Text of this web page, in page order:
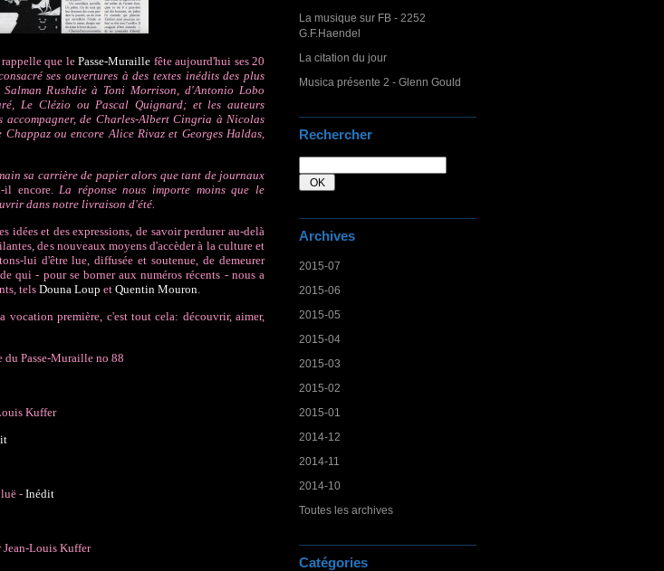
La musique sur FB - 2252
G.F.Haendel
La citation du jour
Musica présente 2 - Glenn Gould
Rechercher
Archives
2015-07
2015-06
2015-05
2015-04
2015-03
2015-02
2015-01
2014-12
2014-11
2014-10
Toutes les archives
Catégories
que lePasse-Muraille fête aujourd'hui ses 20
ses ouvertures à des textes inédits des plus
Rushdie à Toni Morrison, d'Antonio Lobo
Le Clézio ou Pascal Quignard; et les auteurs
accompagner, de Charles-Albert Cingria à Nicolas
Chappaz ou encore Alice Rivaz et Georges Haldas,
sa carrière de papier alors que tant de journaux
il encore.La réponse nous importe moins que le
dans notre livraison d'été.
idées et des expressions, de savoir perdurer au-delà
des nouveaux moyens d'accèder à la culture et
lui d'être lue, diffusée et soutenue, de demeurer
qui - pour se borner aux numéros récents - nous a
telsDouna Loup et Quentin Mouron.
vocation première, c'est tout cela: découvrir, aimer,
du Passe-Muraille no 88
Kuffer
- Inédit
Jean-Louis Kuffer